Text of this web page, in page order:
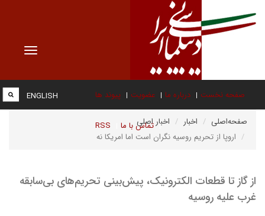
Toggle
صفحه نخست درباره ما عضویت پیوند ها
تماس با ما RSS
ENGLISH
صفحه‌اصلی اخبار
اخبار اصلی
اروپا از تحریم روسیه نگران است اما امریکا نه
از گاز تا قطعات الکترونیک، پیش‌بینی تحریم‌های بی‌سابقه
غرب علیه روسیه